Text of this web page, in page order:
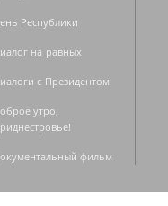
Республики
на равных
с Президентом
утро,
фильм